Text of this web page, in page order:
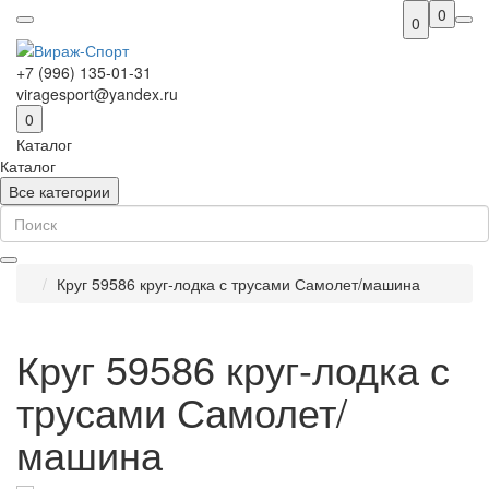
0
0
+7 (996) 135-01-31
viragesport@yandex.ru
0
Каталог
Каталог
Все категории
Круг 59586 круг-лодка с трусами Самолет/машина
Круг 59586 круг-лодка с
трусами Самолет/
машина